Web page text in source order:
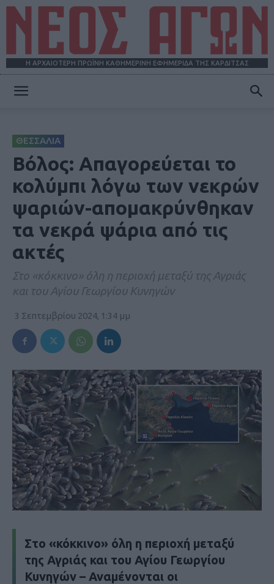
Η ΑΡΧΑΙΟΤΕΡΗ ΠΡΩΪΝΗ ΚΑΘΗΜΕΡΙΝΗ ΕΦΗΜΕΡΙΔΑ ΤΗΣ ΚΑΡΔΙΤΣΑΣ
ΘΕΣΣΑΛΙΑ
Βόλος: Απαγορεύεται το
κολύμπι λόγω των νεκρών
ψαριών-απομακρύνθηκαν
τα νεκρά ψάρια από τις
ακτές
Στο «κόκκινο» όλη η περιοχή μεταξύ της Αγριάς
και του Αγίου Γεωργίου Κυνηγών
3 Σεπτεμβρίου 2024, 1:34 μμ
Στο «κόκκινο» όλη η περιοχή μεταξύ
της Αγριάς και του Αγίου Γεωργίου
Κυνηγών – Αναμένονται οι